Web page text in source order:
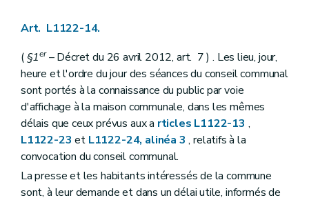
Art. L2112-11
Art. L2112-13
Art. L2112-14
Art. L2112-15
Chapitre III Actes des autorités des fédérations et des agglomérations de communes
Art. L2113-1
Art. L2113-2
Art. L2113-3
Titre II
Administration des agglomérations et des fédérations de communes
Chapitre premier Le personnel
Art. L2121-1
Art. L2121-2
Art. L1122-14.
( §1er– Décret du 26 avril 2012, art. 7 ) . Les lieu, jour,
heure et l'ordre du jour des séances du conseil communal
sont portés à la connaissance du public par voie
d'affichage à la maison communale, dans les mêmes
délais que ceux prévus aux a rticles L1122-13 ,
L1122-23 et L1122-24, alinéa 3 , relatifs à la
convocation du conseil communal.
La presse et les habitants intéressés de la commune
sont, à leur demande et dans un délai utile, informés de